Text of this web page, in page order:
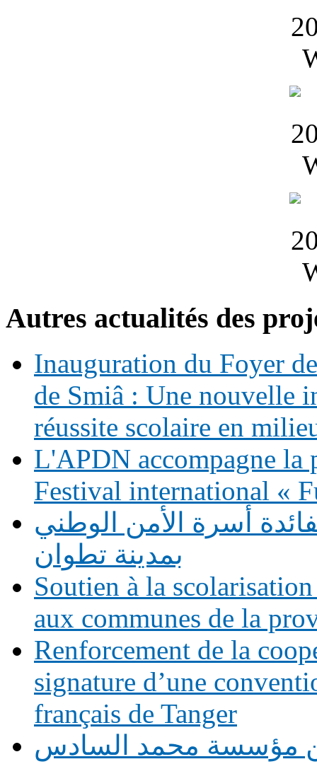
Autres actualités des
Inauguration du Foyer
de Smiâ : Une nouvelle
réussite scolaire en
L'APDN accompagne la
Festival international «
أسرة الأمن الوطني
بمدينة تطوان
Soutien à la
aux communes de la
Renforcement de la
signature d’une
français de Tanger
مؤسسة محمد السادس